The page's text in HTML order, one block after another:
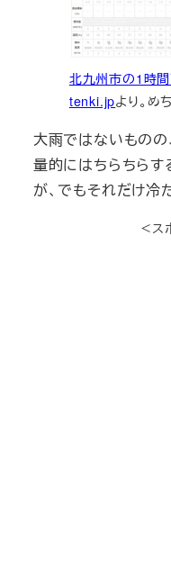
北九州市の1時
tenki.jpより。め
大雨ではないものの
量的にはちらちら
が、でもそれだけ冷
＜ス